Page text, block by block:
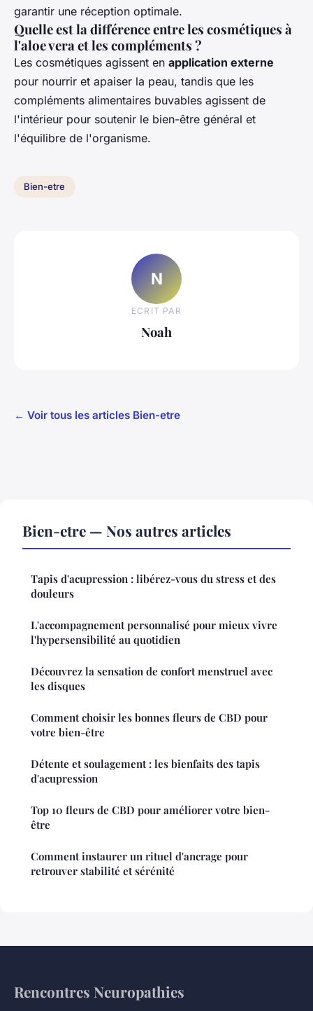
garantir une réception optimale.
Quelle est la différence entre les cosmétiques à
l'aloe vera et les compléments ?
Les cosmétiques agissent en application externe
pour nourrir et apaiser la peau, tandis que les
compléments alimentaires buvables agissent de
l'intérieur pour soutenir le bien-être général et
l'équilibre de l'organisme.
Bien-etre
N
ECRIT PAR
Noah
← Voir tous les articles Bien-etre
Bien-etre — Nos autres articles
Tapis d'acupression : libérez-vous du stress et des
douleurs
L'accompagnement personnalisé pour mieux vivre
l'hypersensibilité au quotidien
Découvrez la sensation de confort menstruel avec
les disques
Comment choisir les bonnes fleurs de CBD pour
votre bien-être
Détente et soulagement : les bienfaits des tapis
d'acupression
Top 10 fleurs de CBD pour améliorer votre bien-
être
Comment instaurer un rituel d'ancrage pour
retrouver stabilité et sérénité
Rencontres Neuropathies